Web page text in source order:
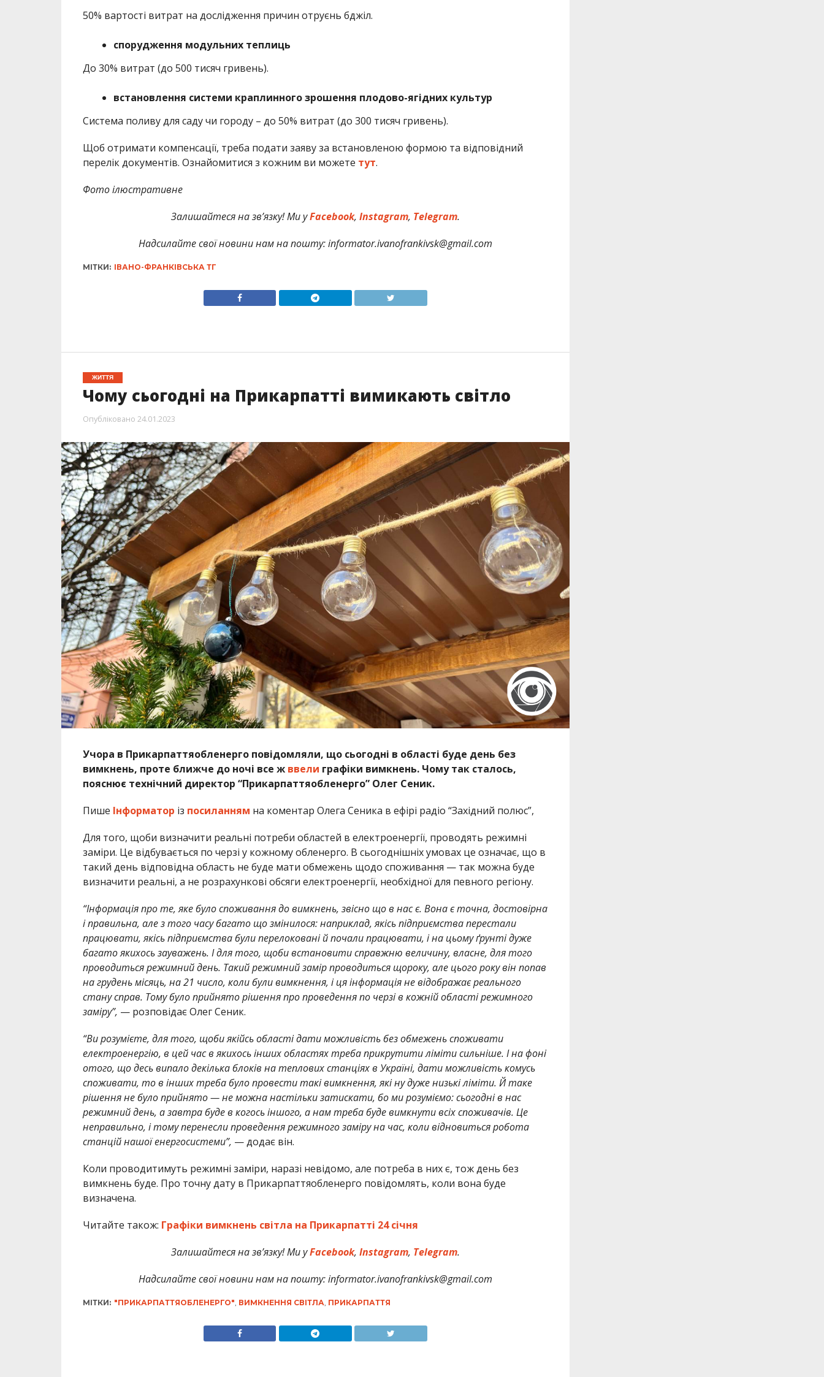
50% вартості витрат на дослідження причин отруєнь бджіл.
спорудження модульних теплиць
До 30% витрат (до 500 тисяч гривень).
встановлення системи краплинного зрошення плодово-ягідних культур
Система поливу для саду чи городу – до 50% витрат (до 300 тисяч гривень).
Щоб отримати компенсації, треба подати заяву за встановленою формою та відповідний
перелік документів. Ознайомитися з кожним ви можете тут.
Фото ілюстративне
Залишайтеся на зв’язку! Ми уFacebook, Instagram, Telegram.
Надсилайте свої новини нам на пошту: informator.ivanofrankivsk@gmail.com
МІТКИ: ІВАНО-ФРАНКІВСЬКА ТГ
ЖИТТЯ
Чому сьогодні на Прикарпатті вимикають світло
Опубліковано 24.01.2023
Учора в Прикарпаттяобленерго повідомляли, що сьогодні в області буде день без
вимкнень, проте ближче до ночі все ж ввели графіки вимкнень. Чому так сталось,
пояснює технічний директор “Прикарпаттяобленерго” Олег Сеник.
Пише Інформатор із посиланням на коментар Олега Сеника в ефірі радіо “Західний полюс”,
Для того, щоби визначити реальні потреби областей в електроенергії, проводять режимні
заміри. Це відбувається по черзі у кожному обленерго. В сьогоднішніх умовах це означає, що в
такий день відповідна область не буде мати обмежень щодо споживання — так можна буде
визначити реальні, а не розрахункові обсяги електроенергії, необхідної для певного регіону.
“Інформація про те, яке було споживання до вимкнень, звісно що в нас є. Вона є точна, достовірна
і правильна, але з того часу багато що змінилося: наприклад, якісь підприємства перестали
працювати, якісь підприємства були перелоковані й почали працювати, і на цьому ґрунті дуже
багато якихось зауважень. І для того, щоби встановити справжню величину, власне, для того
проводиться режимний день. Такий режимний замір проводиться щороку, але цього року він попав
на грудень місяць, на 21 число, коли були вимкнення, і ця інформація не відображає реального
стану справ. Тому було прийнято рішення про проведення по черзі в кожній області режимного
заміру”, — розповідає Олег Сеник.
“Ви розумієте, для того, щоби якійсь області дати можливість без обмежень споживати
електроенергію, в цей час в якихось інших областях треба прикрутити ліміти сильніше. І на фоні
отого, що десь випало декілька блоків на теплових станціях в Україні, дати можливість комусь
споживати, то в інших треба було провести такі вимкнення, які ну дуже низькі ліміти. Й таке
рішення не було прийнято — не можна настільки затискати, бо ми розуміємо: сьогодні в нас
режимний день, а завтра буде в когось іншого, а нам треба буде вимкнути всіх споживачів. Це
неправильно, і тому перенесли проведення режимного заміру на час, коли відновиться робота
станцій нашої енергосистеми”, — додає він.
Коли проводитимуть режимні заміри, наразі невідомо, але потреба в них є, тож день без
вимкнень буде. Про точну дату в Прикарпаттяобленерго повідомлять, коли вона буде
визначена.
Читайте також: Графіки вимкнень світла на Прикарпатті 24 січня
Залишайтеся на зв’язку! Ми уFacebook, Instagram, Telegram.
Надсилайте свої новини нам на пошту: informator.ivanofrankivsk@gmail.com
МІТКИ: "ПРИКАРПАТТЯОБЛЕНЕРГО" ВИМКНЕННЯ СВІТЛА ПРИКАРПАТТЯ